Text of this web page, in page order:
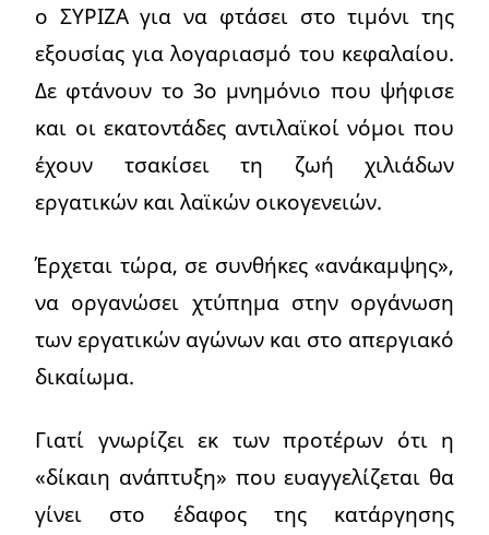
ο ΣΥΡΙΖΑ για να φτάσει στο τιμόνι της
εξουσίας για λογαριασμό του κεφαλαίου.
Δε φτάνουν το 3ο μνημόνιο που ψήφισε
και οι εκατοντάδες αντιλαϊκοί νόμοι που
έχουν τσακίσει τη ζωή χιλιάδων
εργατικών και λαϊκών οικογενειών.
Έρχεται τώρα, σε συνθήκες «ανάκαμψης»,
να οργανώσει χτύπημα στην οργάνωση
των εργατικών αγώνων και στο απεργιακό
δικαίωμα.
Γιατί γνωρίζει εκ των προτέρων ότι η
«δίκαιη ανάπτυξη» που ευαγγελίζεται θα
γίνει στο έδαφος της κατάργησης